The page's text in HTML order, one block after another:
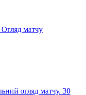
матчу
огляд матчу. 30